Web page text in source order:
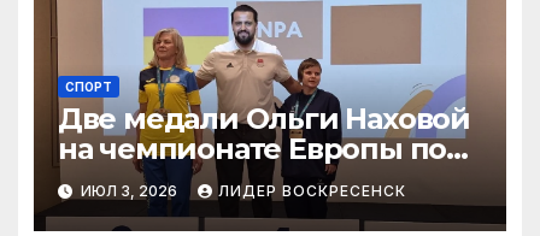
СПОРТ
Две медали Ольги Наховой
на чемпионате Европы по
пауэрлифтингу
ИЮЛ 3, 2026 ЛИДЕР ВОСКРЕСЕНСК